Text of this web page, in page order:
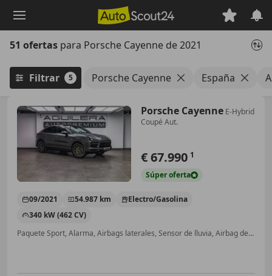
principal
51 ofertas para Porsche Cayenne de 2021
Filtrar 5 Porsche Cayenne España
Porsche Cayenne E-Hybrid
Coupé Aut.
€ 67.990 1
Súperoferta
09/2021 54.987 km
Electro/Gasolina
340 kW (462 CV)
Paquete Sport, Alarma, Airbags laterales, Sensor de lluvia, Airbag del conductor, ABS, Cierre centralizado